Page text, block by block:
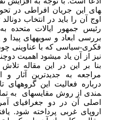
های این جریان افراطی در
اوج آن را باید در انتخاب دونالد
رئیس جمهور ایالات متحده
بررسی ابعاد و سویه­های پیدا و
فکری-سیاسی که با عناوینی
نیز از آن یاد می­شود اهمیت
بنا بر این در این مقاله تلاش
مراجعه به جدیدترین آثار و
مندی از روش مقایسه­ای به
اصلی آن در دو جغرافیای
اروپای غربی پرداخته شود.